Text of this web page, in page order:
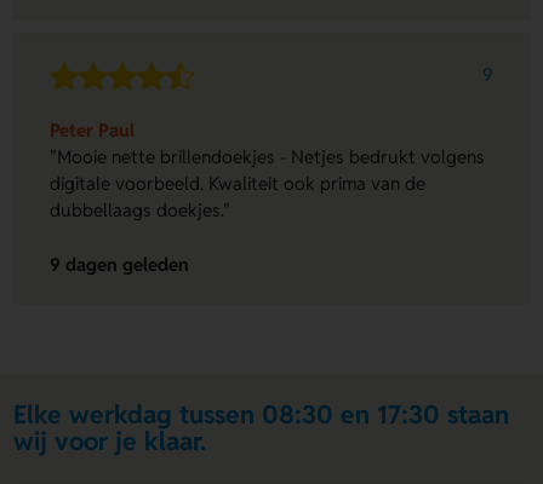
9
Peter Paul
"Mooie nette brillendoekjes - Netjes bedrukt volgens
digitale voorbeeld. Kwaliteit ook prima van de
dubbellaags doekjes."
9 dagen geleden
Elke werkdag tussen 08:30 en 17:30 staan
wij voor je klaar.